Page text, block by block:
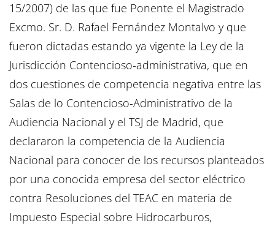
15/2007) de las que fue Ponente el Magistrado
Excmo. Sr. D. Rafael Fernández Montalvo y que
fueron dictadas estando ya vigente la Ley de la
Jurisdicción Contencioso-administrativa, que en
dos cuestiones de competencia negativa entre las
Salas de lo Contencioso-Administrativo de la
Audiencia Nacional y el TSJ de Madrid, que
declararon la competencia de la Audiencia
Nacional para conocer de los recursos planteados
por una conocida empresa del sector eléctrico
contra Resoluciones del TEAC en materia de
Impuesto Especial sobre Hidrocarburos,